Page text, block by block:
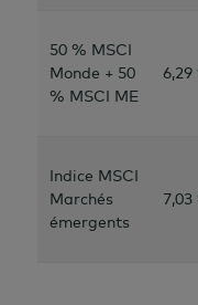
50 % MSCI
Monde + 50
% MSCI ME
6,29
Indice MSCI
Marchés
émergents
7,03